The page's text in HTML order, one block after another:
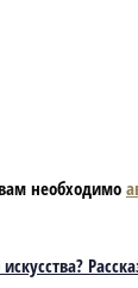
необходимо